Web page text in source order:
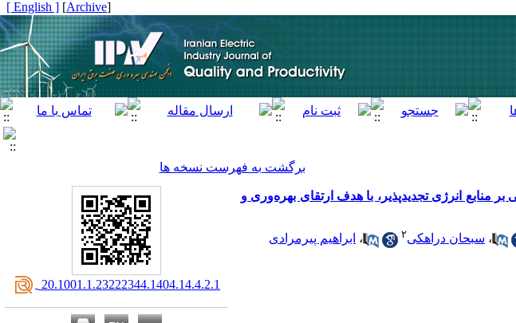
[
Archive
]
[ English ]
برگشت به فهرست نسخه ها
انرژی تجدیدپذیر، با هدف ارتقای بهره‌وری و
، سبحان دراهکی۲ ، ابراهیم پیرمرادی
‎ 20.1001.1.23222344.1404.14.4.2.1